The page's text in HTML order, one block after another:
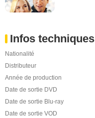
Infos techniques
Nationalité
Distributeur
Année de production
Date de sortie DVD
Date de sortie Blu-ray
Date de sortie VOD